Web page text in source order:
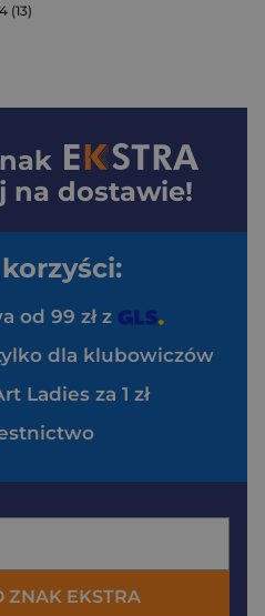
(13)
na dostawie!
od 99 zł z
dla klubowiczów
Ladies za 1 zł
ZNAK EKSTRA